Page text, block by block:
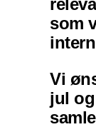
som
Vi
jul